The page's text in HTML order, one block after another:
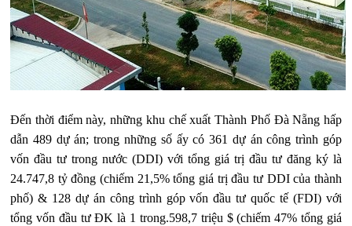
Đến thời điểm này, những khu chế xuất Thành Phố Đà Nẵng hấp
dẫn 489 dự án; trong những số ấy có 361 dự án công trình góp
vốn đầu tư trong nước (DDI) với tổng giá trị đầu tư đăng ký là
24.747,8 tỷ đồng (chiếm 21,5% tổng giá trị đầu tư DDI của thành
phố) & 128 dự án công trình góp vốn đầu tư quốc tế (FDI) với
tổng vốn đầu tư ĐK là 1 trong.598,7 triệu $ (chiếm 47% tổng giá